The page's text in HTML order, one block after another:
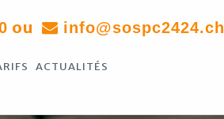
ou info@sospc2424.ch
ACTUALITÉS